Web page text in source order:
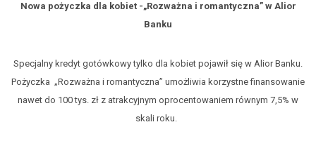
Nowa pożyczka dla kobiet -„Rozważna i romantyczna” w Alior
Banku
Specjalny kredyt gotówkowy tylko dla kobiet pojawił się w Alior Banku.
Pożyczka „Rozważna i romantyczna” umożliwia korzystne finansowanie
nawet do 100 tys. zł z atrakcyjnym oprocentowaniem równym 7,5% w
skali roku.